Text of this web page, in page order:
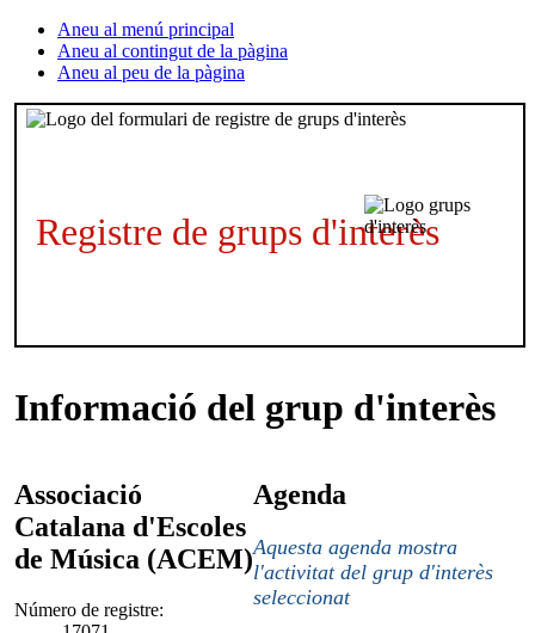
Aneu al menú principal
Aneu al contingut de la pàgina
Aneu al peu de la pàgina
Registre de grups d'interès
Informació del grup d'interès
Associació
Catalana d'Escoles
de Música (ACEM)
Número de registre:
Agenda
Aquesta agenda mostra
l'activitat del grup d'interès
seleccionat